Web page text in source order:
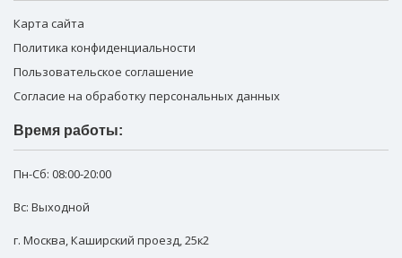
Карта сайта
Политика конфиденциальности
Пользовательское соглашение
Согласие на обработку персональных данных
Время работы:
Пн-Сб: 08:00-20:00
Вс: Выходной
г. Москва,Каширский проезд, 25к2